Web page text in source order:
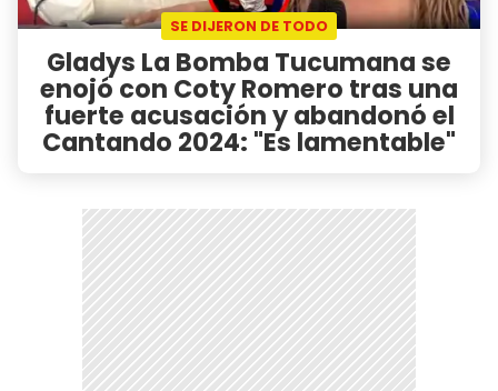
SE DIJERON DE TODO
Gladys La Bomba Tucumana se
enojó con Coty Romero tras una
fuerte acusación y abandonó el
Cantando 2024: "Es lamentable"